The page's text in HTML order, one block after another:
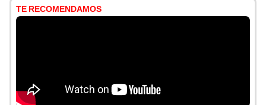
TE RECOMENDAMOS